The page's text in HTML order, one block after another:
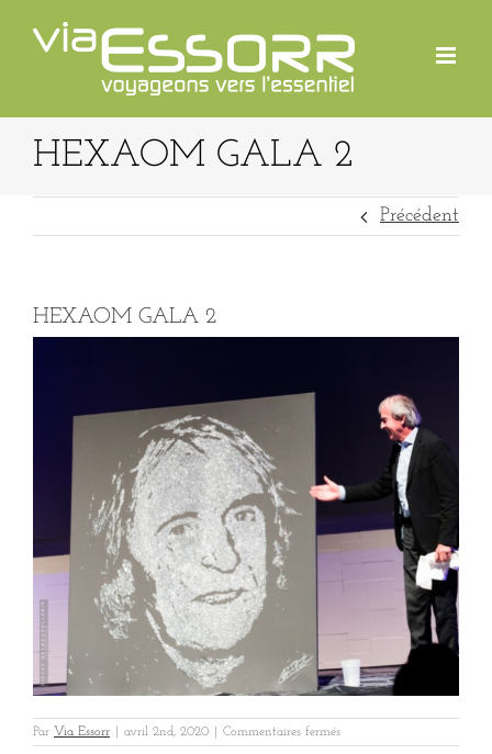
contenu
HEXAOM GALA 2
Précédent
HEXAOM GALA 2
Par Via Essorr avril 2nd, 2020 Commentaires ferméssur
HEXAOM